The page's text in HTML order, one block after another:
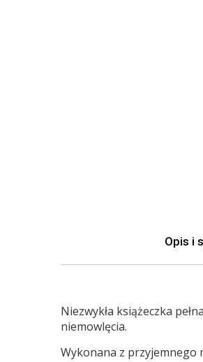
Opis i
Niezwykła książeczka
niemowlęcia.
Wykonana z przyjemnego